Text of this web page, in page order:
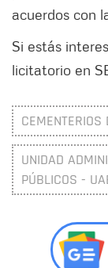
acuerdos con
Si estás
licitatorio en
CEMENTERIOS
UNIDAD
PÚBLICOS -